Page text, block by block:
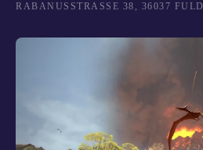
RABANUSSTRASSE 38, 36037 FULDA